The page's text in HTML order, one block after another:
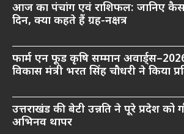
आज का पंचांग एवं राशिफल: जानिए
दिन, क्या कहते हैं ग्रह-नक्षत्र
फार्म एन फूड कृषि सम्मान
विकास मंत्री भरत सिंह चौधरी ने किया
उत्तराखंड की बेटी उन्नति ने पूरे प्रदेश को
अभिनव थापर